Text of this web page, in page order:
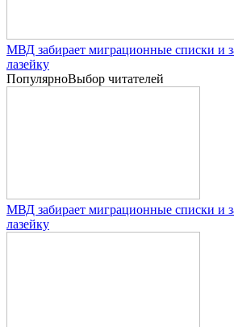
МВД забирает миграционные списки и
лазейку
ПопулярноВыбор читателей
МВД забирает миграционные списки и
лазейку